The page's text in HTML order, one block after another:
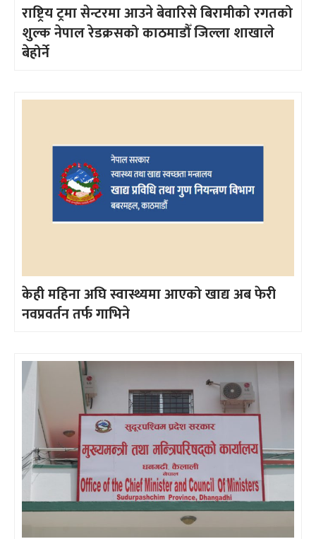
राष्ट्रिय ट्रमा सेन्टरमा आउने बेवारिसे बिरामीको रगतको
शुल्क नेपाल रेडक्रसको काठमाडौँ जिल्ला शाखाले
बेहोर्ने
केही महिना अघि स्वास्थ्यमा आएको खाद्य अब फेरी
नवप्रवर्तन तर्फ गाभिने